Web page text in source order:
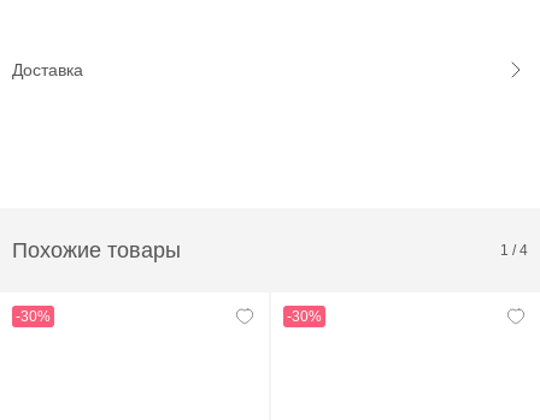
Доставка
Похожие товары 1 /4
-30% -30%